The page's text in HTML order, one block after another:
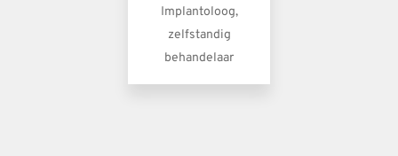
Implantoloog,
zelfstandig
behandelaar